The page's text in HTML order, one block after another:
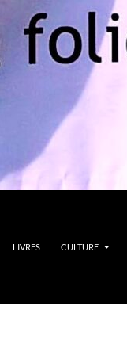
LIVRES CULTURE